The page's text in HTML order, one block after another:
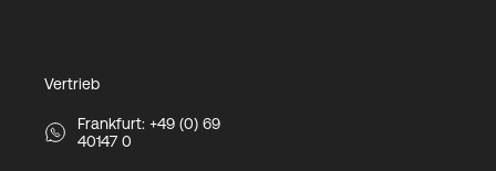
Vertrieb
Frankfurt: +49 (0) 69
40147 0